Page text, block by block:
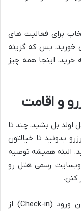
برای فعالیت های
خورید، بس که گزینه
اینجا همه چیز
و اقامت
اولد بل بشید، چند تا
بدونید تا خیالتون
البته همیشه توصیه
وبسایت رسمی هتل رو
کنن.
معمولاً تو هتل ها، زمان ورود (Check-in) از